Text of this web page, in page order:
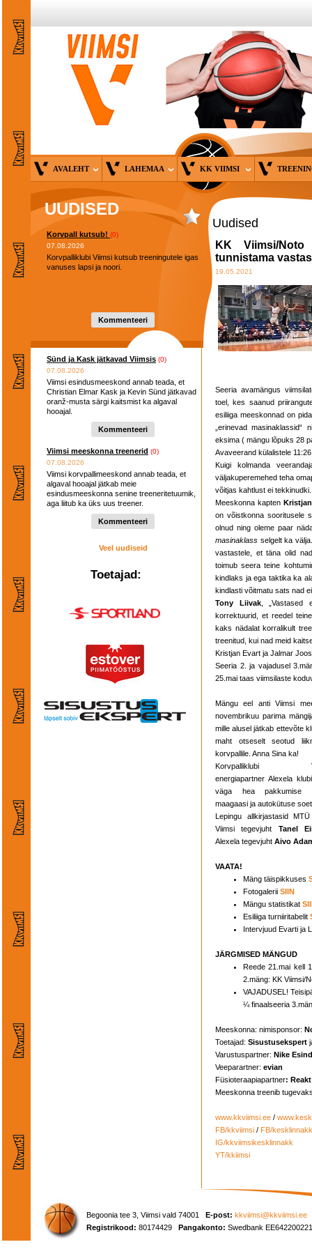
AVALEHT LAHEMAA KK VIIMSI
UUDISED
Korvpall kutsub! (0)
07.08.2026
Korvpalliklubi Viimsi kutsub treeningutele igas
vanuses lapsi ja noori.
Kommenteeri
Sünd ja Kask jätkavad Viimsis (0)
07.08.2026
Viimsi esindusmeeskond annab teada, et
Christian Elmar Kask ja Kevin Sünd jätkavad
oranž-musta särgi kaitsmist ka algaval
hooajal.
Kommenteeri
Viimsi meeskonna treenerid (0)
07.08.2026
Viimsi korvpallimeeskond annab teada, et
algaval hooajal jätkab meie
esindusmeeskonna senine treeneritetuumik,
aga liitub ka üks uus treener.
Kommenteeri
Veel uudiseid
Toetajad:
Uudised
KK Viimsi/
tunnistama
19.05.2021
Seeria avamängus
toel, kes saanud
esiliiga meeskonnad on
„erinevad
eksima ( mängu lõpuks 28
Avaveerand külalistele
Kuigi kolmanda
väljakuperemehed teha
võitjas kahtlust ei
Meeskonna kapten
on võistkonna sooritusele
olnud ning oleme paar
masinaklass selgelt ka
vastastele, et täna olid
toimub seera teine
kindlaks ja ega taktika ka
kindlasti võitmatu sats nad
Tony Liivak, „Vastased
korrektuurid, et reedel
kaks nädalat korralikult
treenitud, kui nad meid
Kristjan Evart ja Jalmar
Seeria 2. ja vajadusel
25.mai taas viimsilaste
Mängu eel anti Viimsi
novembrikuu parima
mille alusel jätkab ettevõte
maht otseselt seotud
korvpallile. Anna Sina ka!
Korvpalliklubi
energiapartner Alexela
väga hea pakkumise
maagaasi ja autokütuse
Lepingu allkirjastasid MTÜ
Viimsi tegevjuht Tanel
Alexela tegevjuht Aivo
VAATA!
Mäng täispikkuses
Fotogalerii SIIN
Mängu statistikat
Esiliiga turniiritabelit
Intervjuud Evarti ja
JÄRGMISED MÄNGUD
Reede 21.mai kell
2.mäng: KK Viimsi/
VAJADUSEL!
¼ finaalseeria
Meeskonna: nimisponsor:
Toetajad: Sisustusekspert
Varustuspartner: Nike
Veeparartner: evian
Füsioteraapiapartner:
Meeskonna treenib
www.kkviimsi.ee /
FB/kkviimsi / FB/kesklinnakk
IG/kkviimsikesklinnakk
YT/kkiimsi
Begoonia tee 3, Viimsi vald 74001 E-post: kkviimsi@kkviimsi.ee
Registrikood: 80174429 Pangakonto: Swedbank